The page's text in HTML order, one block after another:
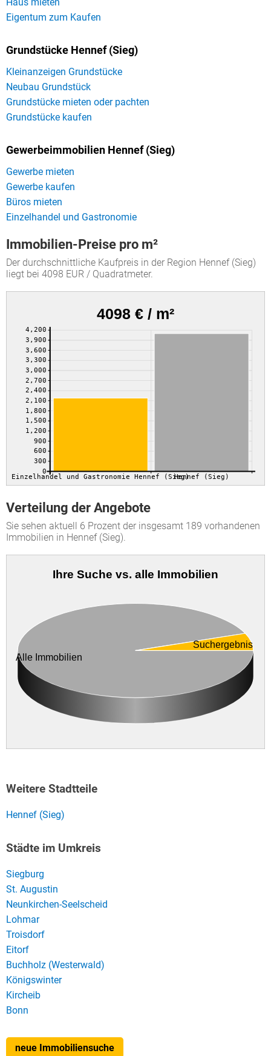
Eigentum zum Kaufen
Grundstücke Hennef (Sieg)
Kleinanzeigen Grundstücke
Neubau Grundstück
Grundstücke mieten oder pachten
Grundstücke kaufen
Gewerbeimmobilien Hennef (Sieg)
Gewerbe mieten
Gewerbe kaufen
Büros mieten
Einzelhandel und Gastronomie
Immobilien-Preise pro m²
Der durchschnittliche Kaufpreis in der Region Hennef (Sieg)
liegt bei 4098 EUR / Quadratmeter.
4098 € / m²
0
300
600
900
1,200
1,500
1,800
2,100
2,400
2,700
3,000
3,300
3,600
3,900
4,200
Einzelhandel und Gastronomie Hennef (Sieg)Hennef (Sieg)
Verteilung der Angebote
Sie sehen aktuell 6 Prozent der insgesamt 189 vorhandenen
Immobilien in Hennef (Sieg).
Ihre Suche vs. alle Immobilien
Alle Immobilien
Suchergebnis
Weitere Stadtteile
Hennef (Sieg)
Städte im Umkreis
Siegburg
St. Augustin
Neunkirchen-Seelscheid
Lohmar
Troisdorf
Eitorf
Buchholz (Westerwald)
Königswinter
Kircheib
Bonn
neue Immobiliensuche